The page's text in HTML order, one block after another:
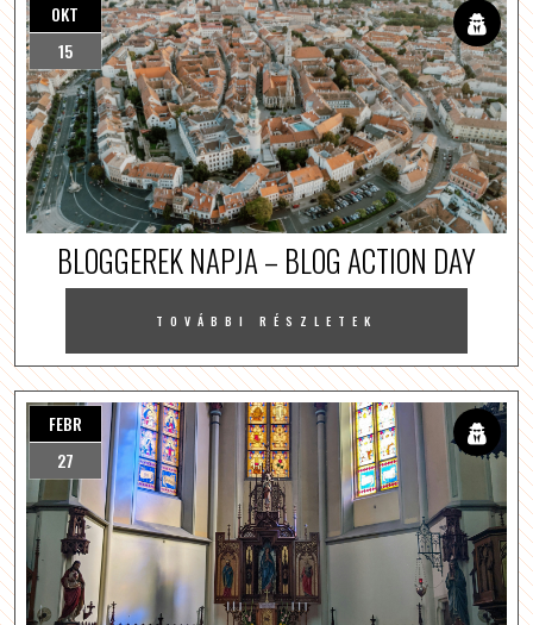
OKT
15
BLOGGEREK NAPJA – BLOG ACTION DAY
TOVÁBBI RÉSZLETEK
FEBR
27